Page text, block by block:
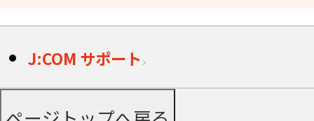
J:COM サポート